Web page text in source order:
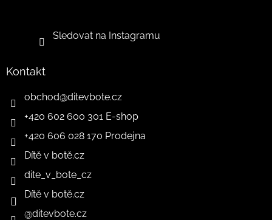
Sledovat na Instagramu
Kontakt
obchod@ditevbote.cz
+420 602 600 301 E-shop
+420 606 028 170 Prodejna
Dítě v botě.cz
dite_v_bote_cz
Dítě v botě.cz
@ditevbote.cz